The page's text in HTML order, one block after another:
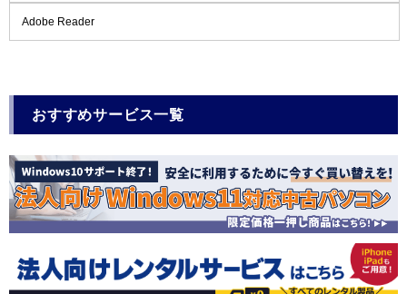
Adobe Reader
おすすめサービス一覧